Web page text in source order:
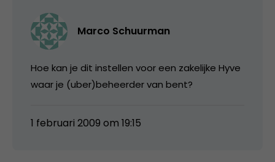
Marco Schuurman
Hoe kan je dit instellen voor een zakelijke Hyve
waar je (uber)beheerder van bent?
1 februari 2009 om 19:15